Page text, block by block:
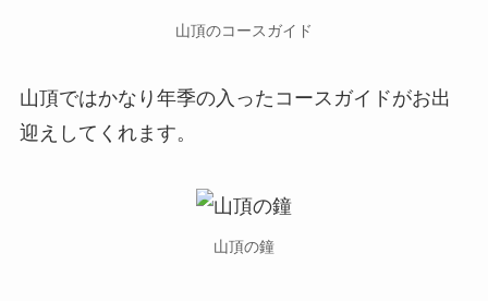
山頂のコースガイド
山頂ではかなり年季の入ったコースガイドがお出
迎えしてくれます。
山頂の鐘